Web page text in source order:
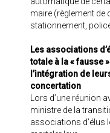
maire (règlement de
stationnement,
Les associations
totale à la « fausse
l’intégration de
concertation
Lors d’une réunion
ministre de la
associations d’élus